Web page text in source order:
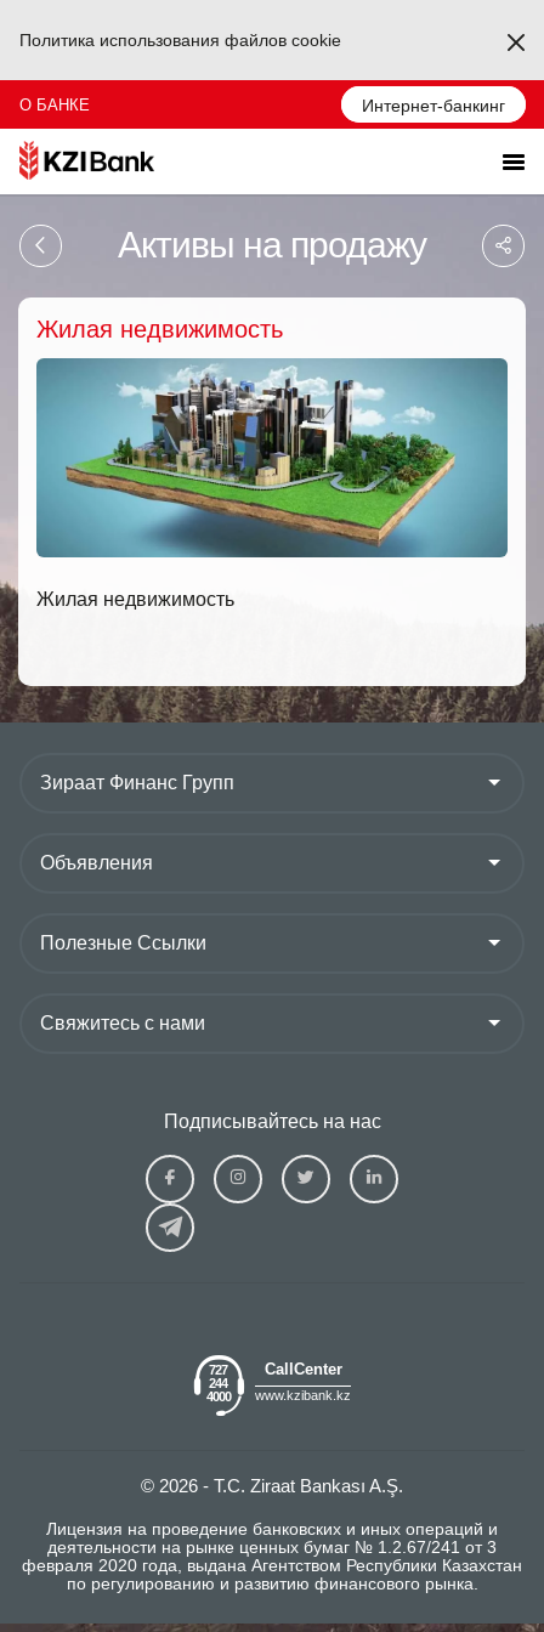
Политика использования файлов cookie
О БАНКЕ Интернет-банкинг
Активы на продажу
Жилая недвижимость
Жилая недвижимость
Подписывайтесь на нас
Ziraat
Kazakhstan
Facebook
Ziraat
Kazakhstan
Ziraat
Kazakhstan
Ziraat
727
244
4000
CallCenter
www.kzibank.kz
© 2026 - T.C. Ziraat Bankası A.Ş.
Лицензия на проведение банковских и иных операций и
деятельности на рынке ценных бумаг № 1.2.67/241 от 3
февраля 2020 года, выдана Агентством Республики Казахстан
по регулированию и развитию финансового рынка.